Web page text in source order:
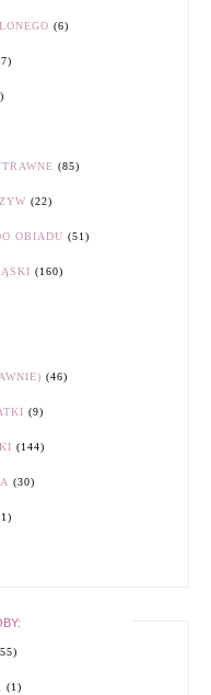
(6)
(85)
(22)
OBIADU (51)
(160)
(46)
(9)
(144)
(30)
(1)